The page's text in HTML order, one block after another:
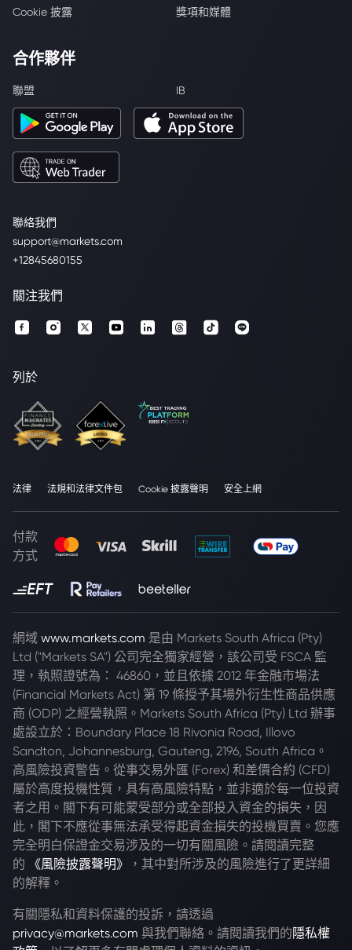
聯絡我們
support@markets.com
+12845680155
Cookie 披露
獎項和媒體
合作夥伴
聯盟 IB
關注我們
列於
法律 法規和法律文件包 Cookie 披露聲明 安全上網
付款
方式
網域 www.markets.com 是由 Markets South Africa (Pty)
Ltd ("Markets SA") 公司完全獨家經營，該公司受 FSCA 監
理，執照證號為： 46860，並且依據 2012 年金融市場法
(Financial Markets Act) 第 19 條授予其場外衍生性商品供應
商 (ODP) 之經營執照。Markets South Africa (Pty) Ltd 辦事
處設立於：Boundary Place 18 Rivonia Road, Illovo
Sandton, Johannesburg, Gauteng, 2196, South Africa。
高風險投資警告。從事交易外匯 (Forex) 和差價合約 (CFD)
屬於高度投機性質，具有高風險特點，並非適於每一位投資
者之用。閣下有可能蒙受部分或全部投入資金的損失，因
此，閣下不應從事無法承受得起資金損失的投機買賣。您應
完全明白保證金交易涉及的一切有關風險。請閱讀完整
的
《風險披露聲明》
，其中對所涉及的風險進行了更詳細
的解釋。
有關隱私和資料保護的投訴，請透過
privacy@markets.com 與我們聯絡。請閱讀我們的 隱私權